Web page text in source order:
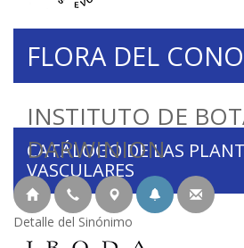
INSTITUTO DE
DARWINION
FLORA DEL
CATÁLOGO DE LAS
VASCULARES
Detalle del Sinónimo